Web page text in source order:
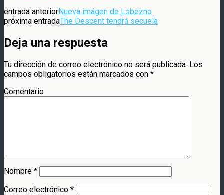
entrada anteriorNueva imágen de Lobezno
próxima entradaThe Descent tendrá secuela
Deja una respuesta
Tu dirección de correo electrónico no será publicada. Los
campos obligatorios están marcados con *
Comentario
Nombre *
Correo electrónico *